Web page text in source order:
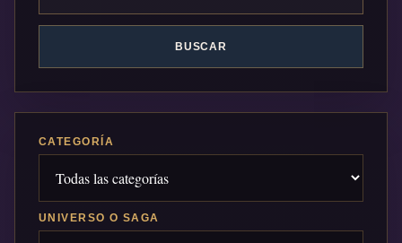
BUSCAR
CATEGORÍA
UNIVERSO O SAGA